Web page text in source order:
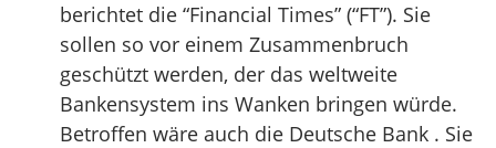
berichtet die “Financial Times” (“FT”). Sie
sollen so vor einem Zusammenbruch
geschützt werden, der das weltweite
Bankensystem ins Wanken bringen würde.
Betroffen wäre auch die Deutsche Bank . Sie